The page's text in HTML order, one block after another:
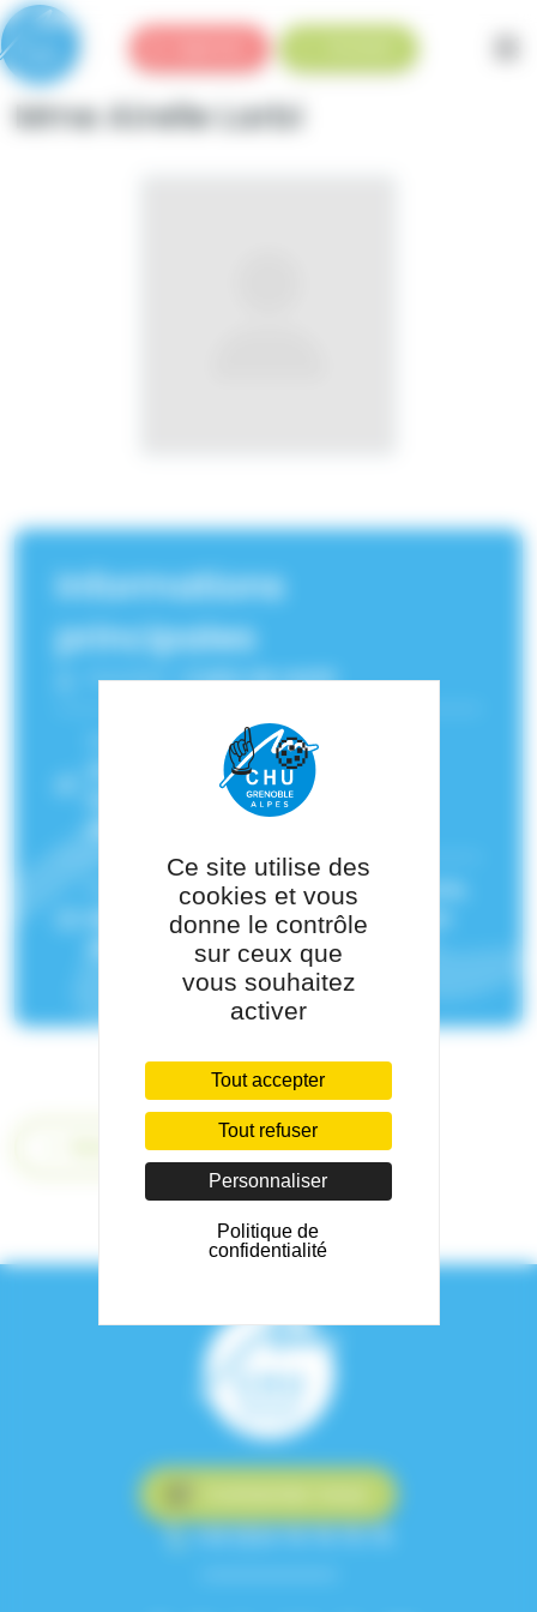
Mme Airelle Larbi
Informations
principales
Fonction :Cadre de santé
Service(s) de rattachement :
d’accueil pédiatrique Enfance en
Danger UAPED,Médecine légale et
Pôle de rattachement :Pôle Psychiatrie,
Rééducation, Neurologie Et Médecine
+33 (0)4 76 76 75 75
Panneau de gestion des cookies
Ce site utilise des
cookies et vous
donne le contrôle
sur ceux que
vous souhaitez
activer
Tout accepter
Tout refuser
Personnaliser
Politique de
confidentialité